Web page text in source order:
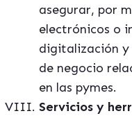
asegurar, por
electrónicos o
digitalización y
de negocio
en las pymes.
Servicios y